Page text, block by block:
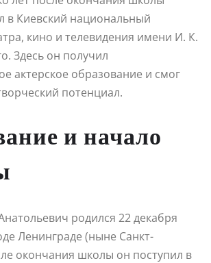
в Киевский национальный
кино и телевидения имени И. К.
Здесь он получил
актерское образование и смог
потенциал.
и начало
родился 22 декабря
Ленинграде (ныне Санкт-
окончания школы он поступил в